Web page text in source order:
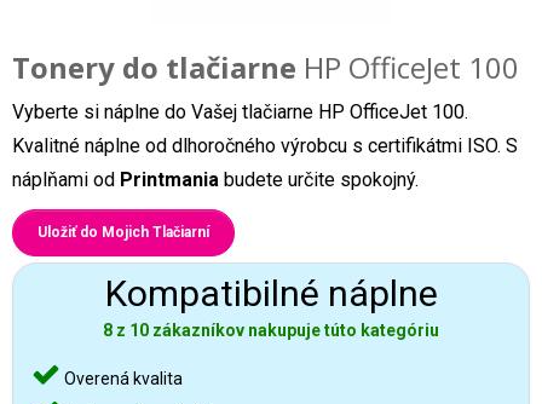
Tonery do tlačiarne HP OfficeJet 100
Vyberte si náplne do Vašej tlačiarne HP OfficeJet 100.
Kvalitné náplne od dlhoročného výrobcu s certifikátmi ISO. S
náplňami od Printmania budete určite spokojný.
Uložiť do Mojich Tlačiarní
Kompatibilné náplne
8 z 10 zákazníkov nakupuje túto kategóriu
Overená kvalita